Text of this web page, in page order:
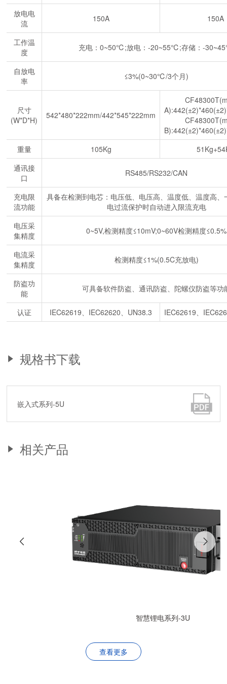
放电电
流
150A 150A
工作温
度
充电：0~50℃;放电：-20~55℃;存储：-
自放电
率
≤3%(0~30℃/3个月)
尺寸
(W*D*H)
542*480*222mm/442*545*222mm
重量
105Kg
通讯接
口
RS485/RS232/CAN
充电限
流功能
具备在检测到电芯：电压低、电压高、温度低、温度高、
电过流保护时自动进入限流充电
电压采
集精度
0~5V,检测精度≤10mV;0~60V检测精度≤0.5%
电流采
集精度
检测精度≤1%(0.5C充放电)
防盗功
能
可具备软件防盗、通讯防盗、陀螺仪防盗等功
认证 IEC62619、IEC62620、UN38.3 IEC62619、
规格书下载
嵌入式系列-5U
相关产品
智慧锂电系列-3U
查看更多